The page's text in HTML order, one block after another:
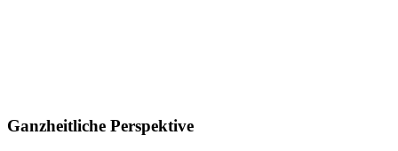
Ganzheitliche Perspektive